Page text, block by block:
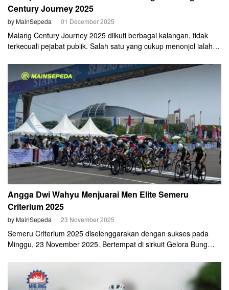
Century Journey 2025
by MainSepeda 01 December 2025
Malang Century Journey 2025 diikuti berbagai kalangan, tidak
terkecuali pejabat publik. Salah satu yang cukup menonjol ialah
Angga Dwi Wahyu Menjuarai Men Elite Semeru
Criterium 2025
by MainSepeda 23 November 2025
Semeru Criterium 2025 diselenggarakan dengan sukses pada
Minggu, 23 November 2025. Bertempat di sirkuit Gelora Bung
kategori yang berbeda. Seperti Men Elite, Men U-19, Men Master
A (30-39), Men Master B (40-49), Men Master C (50-59), Men
Open, Women Open, serta kelas TNI/Polri U-40 dan Senior.